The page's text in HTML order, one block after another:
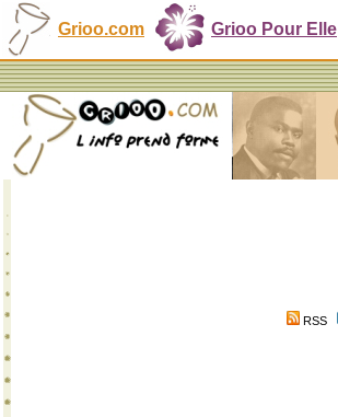
Grioo.com Grioo Pour Elle
RSS